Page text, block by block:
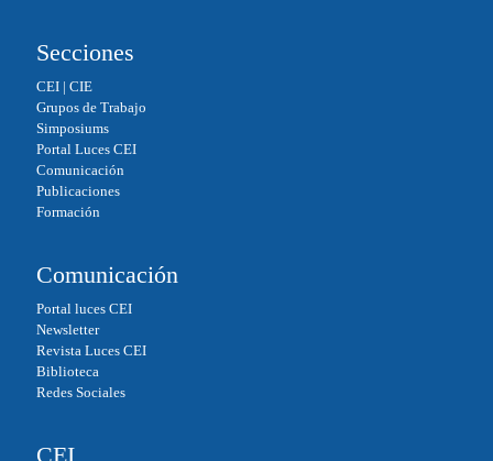
Secciones
CEI| CIE
Grupos de Trabajo
Simposiums
Portal Luces CEI
Comunicación
Publicaciones
Formación
Comunicación
Portal luces CEI
Newsletter
Revista Luces CEI
Biblioteca
Redes Sociales
CEI